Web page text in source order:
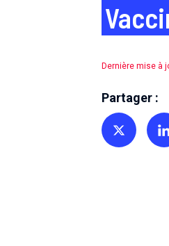
Dernière mise à
Partager :
Partager sur